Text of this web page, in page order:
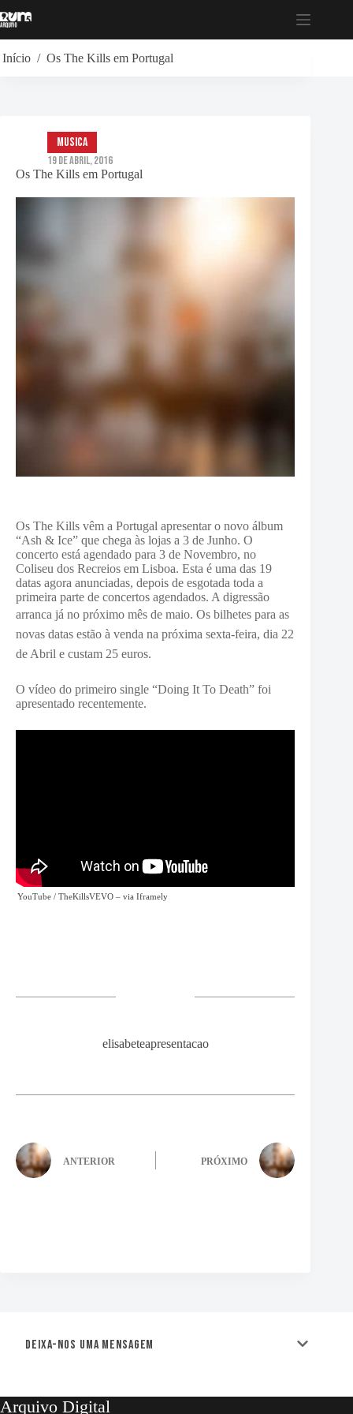
para
Início / Os The Kills em Portugal
Os The Kills em Portugal
musica
19 de Abril, 2016
Os The Kills vêm a Portugal apresentar o novo álbum
“Ash & Ice” que chega às lojas a 3 de Junho. O
concerto está agendado para 3 de Novembro, no
Coliseu dos Recreios em Lisboa. Esta é uma das 19
datas agora anunciadas, depois de esgotada toda a
primeira parte de concertos agendados. A digressão
arranca já no próximo mês de maio. Os bilhetes para as
novas datas estão à venda na próxima sexta-feira, dia 22
de Abril e custam 25 euros.
O vídeo do primeiro single “Doing It To Death” foi
apresentado recentemente.
YouTube / TheKillsVEVO – via Iframely
elisabeteapresentacao
ANTERIOR PRÓXIMO
Deixa-nos uma mensagem
Arquivo Digital